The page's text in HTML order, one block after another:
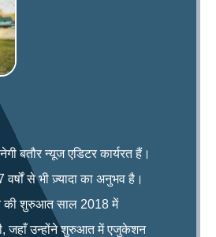
बतौर न्यूज एडिटर कार्यरत हैं।
वर्षों से भी ज़्यादा का अनुभव है।
की शुरुआत साल 2018 में
जहाँ उन्होंने शुरुआत में एजुकेशन